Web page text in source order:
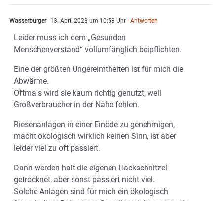
Wasserburger 13. April 2023 um 10:58 Uhr - Antworten
Leider muss ich dem „Gesunden
Menschenverstand“ vollumfänglich beipflichten.
Eine der größten Ungereimtheiten ist für mich die
Abwärme.
Oftmals wird sie kaum richtig genutzt, weil
Großverbraucher in der Nähe fehlen.
Riesenanlagen in einer Einöde zu genehmigen,
macht ökologisch wirklich keinen Sinn, ist aber
leider viel zu oft passiert.
Dann werden halt die eigenen Hackschnitzel
getrocknet, aber sonst passiert nicht viel.
Solche Anlagen sind für mich ein ökologisch